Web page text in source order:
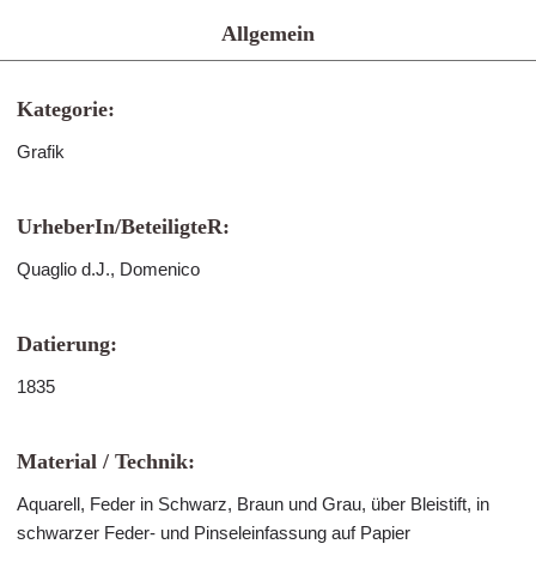
Allgemein
Kategorie:
Grafik
UrheberIn/BeteiligteR:
Quaglio d.J., Domenico
Datierung:
1835
Material / Technik:
Aquarell, Feder in Schwarz, Braun und Grau, über Bleistift, in
schwarzer Feder- und Pinseleinfassung auf Papier